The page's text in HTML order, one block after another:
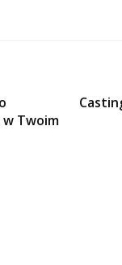
Twoim